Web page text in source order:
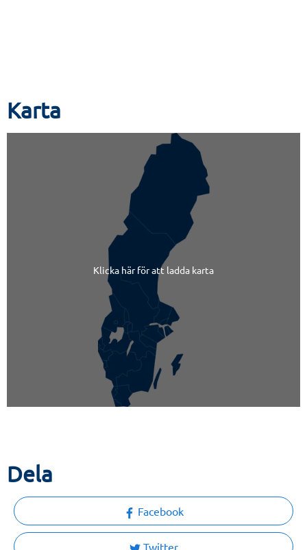
Karta
Klicka här för att ladda karta
Dela
Facebook
Twitter